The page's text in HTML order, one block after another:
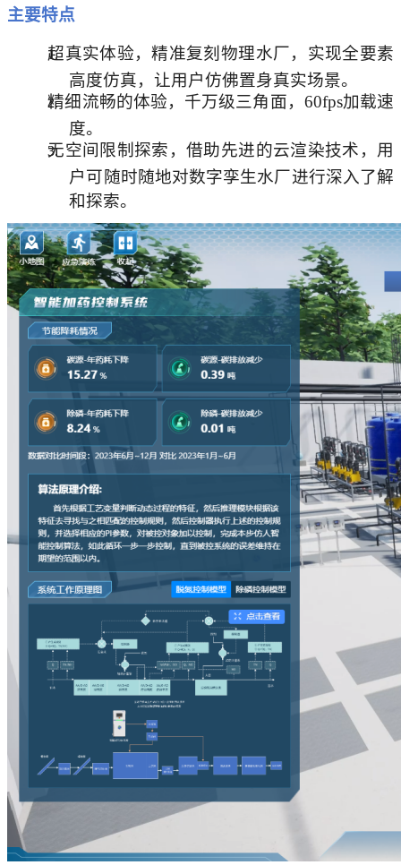
主要特点
超真实体验，精准复刻物理水厂，实现全要素
高度仿真，让用户仿佛置身真实场景。
精细流畅的体验，千万级三角面，60fps加载速
度。
无空间限制探索，借助先进的云渲染技术，用
户可随时随地对数字孪生水厂进行深入了解
和探索。